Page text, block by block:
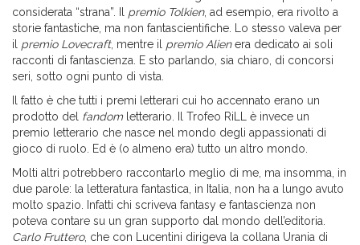
considerata “strana”. Il premio Tolkien, ad esempio, era rivolto a
storie fantastiche, ma non fantascientifiche. Lo stesso valeva per
il premio Lovecraft, mentre il premio Alienera dedicato ai soli
racconti di fantascienza. E sto parlando, sia chiaro, di concorsi
seri, sotto ogni punto di vista.
Il fatto è che tutti i premi letterari cui ho accennato erano un
prodotto del fandomletterario. Il Trofeo RiLL è invece un
premio letterario che nasce nel mondo degli appassionati di
gioco di ruolo. Ed è (o almeno era) tutto un altro mondo.
Molti altri potrebbero raccontarlo meglio di me, ma insomma, in
due parole: la letteratura fantastica, in Italia, non ha a lungo avuto
molto spazio. Infatti chi scriveva fantasy e fantascienza non
poteva contare su un gran supporto dal mondo dell’editoria.
Carlo Fruttero, che con Lucentini dirigeva la collana Urania di